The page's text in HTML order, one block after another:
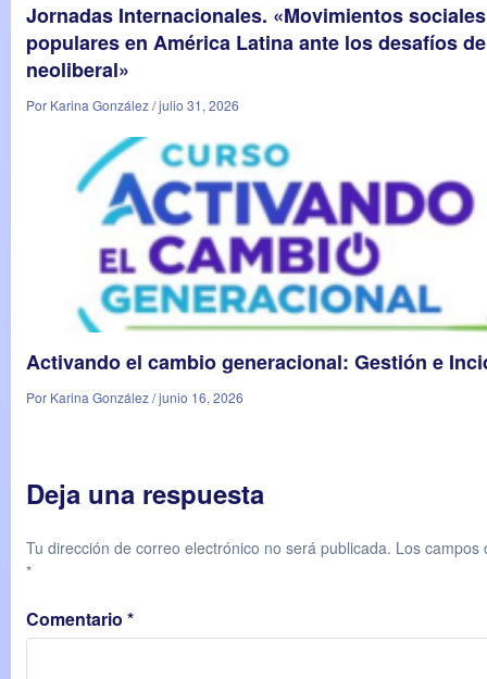
Jornadas Internacionales. «Movimientos
populares en América Latina ante los desafíos
neoliberal»
Por Karina González / julio 31, 2026
Activando el cambio generacional: Gestión e
Por Karina González / junio 16, 2026
Deja una respuesta
Tu dirección de correo electrónico no será publicada. Los campos
*
Comentario *